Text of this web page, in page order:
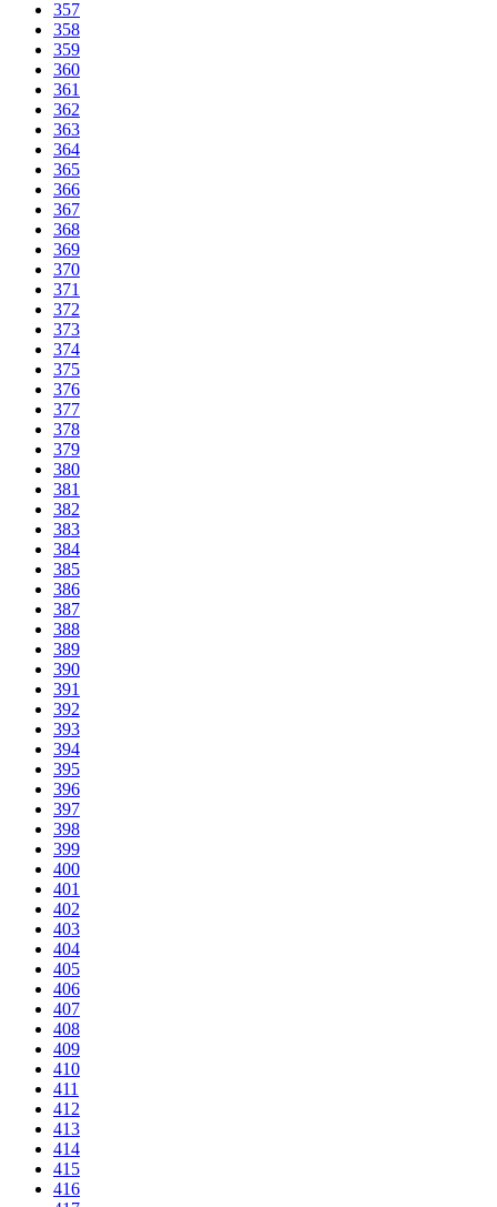
357
358
359
360
361
362
363
364
365
366
367
368
369
370
371
372
373
374
375
376
377
378
379
380
381
382
383
384
385
386
387
388
389
390
391
392
393
394
395
396
397
398
399
400
401
402
403
404
405
406
407
408
409
410
411
412
413
414
415
416